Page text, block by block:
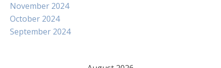
November 2024
October 2024
September 2024